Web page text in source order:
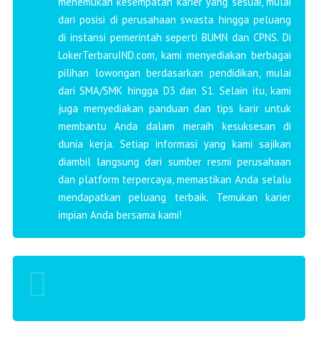
dari posisi di perusahaan swasta hingga peluang
di instansi pemerintah seperti BUMN dan CPNS. Di
LokerTerbaruIND.com, kami menyediakan berbagai
pilihan lowongan berdasarkan pendidikan, mulai
dari SMA/SMK hingga D3 dan S1. Selain itu, kami
juga menyediakan panduan dan tips karir untuk
membantu Anda dalam meraih kesuksesan di
dunia kerja. Setiap informasi yang kami sajikan
diambil langsung dari sumber resmi perusahaan
dan platform terpercaya, memastikan Anda selalu
mendapatkan peluang terbaik. Temukan karier
impian Anda bersama kami!